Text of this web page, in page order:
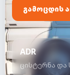
გამოცდის
ADR
ცისტერნა და